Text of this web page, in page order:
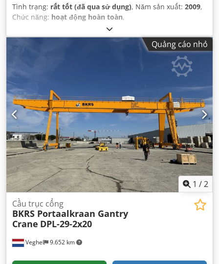
Tình trạng: rất tốt (đã qua sử dụng), Năm sản xuất: 2009,
Chức năng: hoạt động hoàn toàn,
Quảng cáo nhỏ
1 /2
Veghel 9.652 km
Cầu trục cổng
BKRS Portaalkraan Gantry
Crane DPL-29-2x20